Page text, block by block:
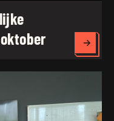
Lees